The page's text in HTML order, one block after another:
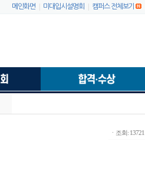
메인화면 미대입시설명회 캠퍼스 전체보기
ㆍ조회: 13721